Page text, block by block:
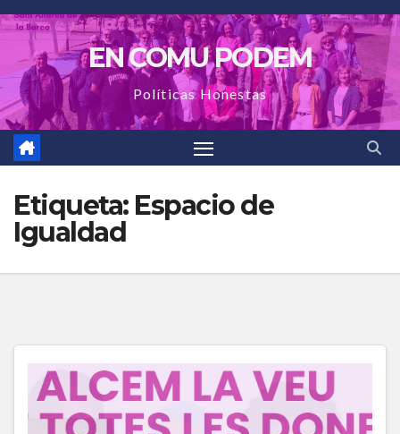
Saltar
contenido
EN COMU PODEM
Políticas Honestas
Etiqueta: Espacio de
Igualdad